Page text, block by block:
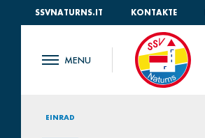
SSVNATURNS.IT KONTAKTE
EINRAD